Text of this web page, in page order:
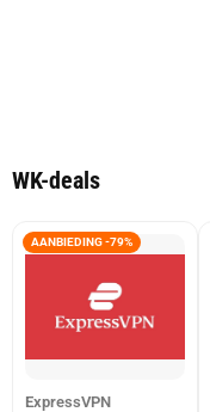
WK-deals
AANBIEDING -79%
ExpressVPN